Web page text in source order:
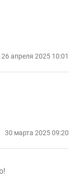
26 апреля 2025 10:01
30 марта 2025 09:20